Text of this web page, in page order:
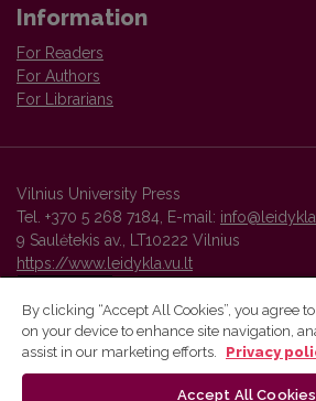
Information
For Readers
For Authors
For Librarians
Vilnius University Press
Tel. +370 5 268 7184, E-mail:
9 Saulėtekis av., LT10222 Vilnius
https://www.leidykla.vu.lt
Vilnius University Press platform and
By clicking “Accept All Cookies”, you agree
on your device to enhance site navigation,
assist in our marketing efforts.
Privacy
Accept All Cookies